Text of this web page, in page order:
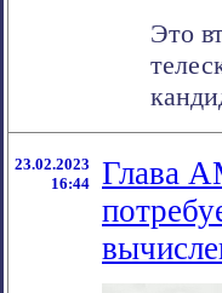
Это
23.02.2023
16:44
Глава